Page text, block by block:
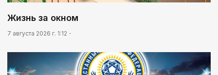
Жизнь за окном
7 августа 2026 г. 1:12